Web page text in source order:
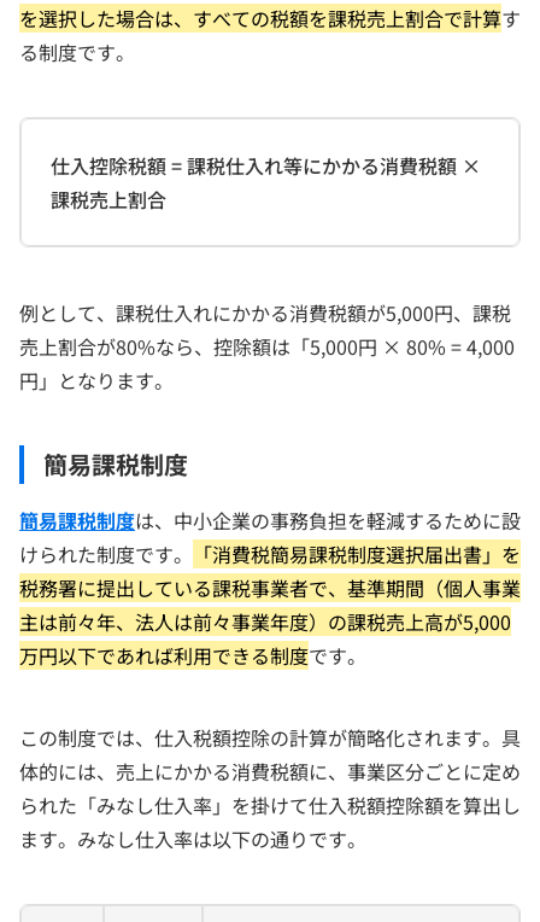
を選択した場合は、すべての税額を課税売上割合で計算す
る制度です。
仕入控除税額 = 課税仕入れ等にかかる消費税額 ×
課税売上割合
例として、課税仕入れにかかる消費税額が5,000円、課税
売上割合が80%なら、控除額は「5,000円 × 80% = 4,000
円」となります。
簡易課税制度
簡易課税制度は、中小企業の事務負担を軽減するために設
けられた制度です。
「消費税簡易課税制度選択届出書」を
税務署に提出している課税事業者で、基準期間（個人事業
主は前々年、法人は前々事業年度）の課税売上高が5,000
万円以下であれば利用できる制度です。
この制度では、仕入税額控除の計算が簡略化されます。具
体的には、売上にかかる消費税額に、事業区分ごとに定め
られた「みなし仕入率」を掛けて仕入税額控除額を算出し
ます。みなし仕入率は以下の通りです。